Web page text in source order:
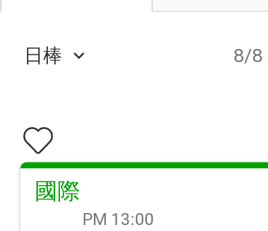
日棒 keyboard_arrow_down 8/8
國際
PM 13:00